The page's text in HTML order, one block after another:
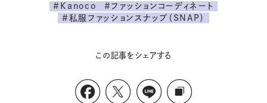
#Kanoco
#ファッションコーディネート
#私服ファッションスナップ（SNAP）
この記事をシェアする